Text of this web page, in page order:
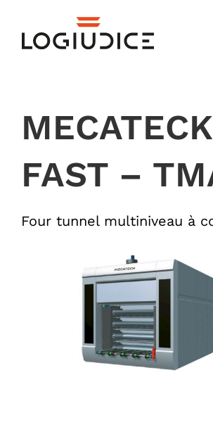
content
FAST –
Four tunnel multiniveau à